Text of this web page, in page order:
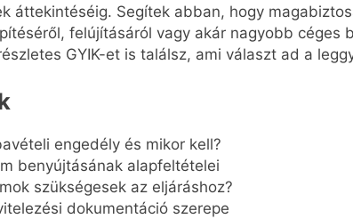
áttekintéséig. Segítek abban, hogy
felújításáról vagy akár nagyobb céges
GYIK-et is találsz, ami választ ad a
engedély és mikor kell?
benyújtásának alapfeltételei
szükségesek az eljáráshoz?
dokumentáció szerepe